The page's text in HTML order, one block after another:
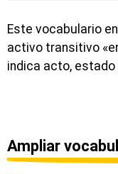
Este vocabulario
activo transitivo
indica acto,
Ampliar